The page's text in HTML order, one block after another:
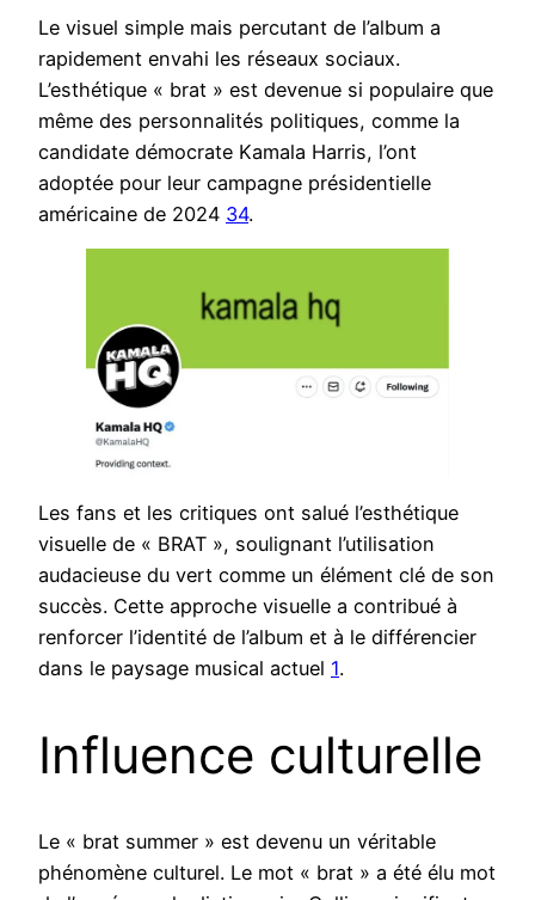
Le visuel simple mais percutant de l’album a
rapidement envahi les réseaux sociaux.
L’esthétique « brat » est devenue si populaire que
même des personnalités politiques, comme la
candidate démocrate Kamala Harris, l’ont
adoptée pour leur campagne présidentielle
américaine de 2024 34.
Les fans et les critiques ont salué l’esthétique
visuelle de « BRAT », soulignant l’utilisation
audacieuse du vert comme un élément clé de son
succès. Cette approche visuelle a contribué à
renforcer l’identité de l’album et à le différencier
dans le paysage musical actuel 1.
Influence culturelle
Le « brat summer » est devenu un véritable
phénomène culturel. Le mot « brat » a été élu mot